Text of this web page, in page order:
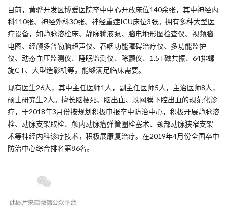
目前，黄骅开发区博爱医院卒中中心开放床位140余张，其中神经内
科110张、神经外科30张、神经重症ICU床位3张。拥有多种大型医
疗设备，如静脉溶栓床、静脉输液泵、脑电地形图检查仪、视频脑
电图、经颅多普勒脑超声仪、吞咽功能障碍治疗仪、多功能监护
仪、动态血压监测仪、睡眠监测仪、除颤仪、1.5T磁共振、64排螺
旋CT、大型造影机等，能够满足临床需要。
现有医生26人，其中主任医师1人，副主任医师5人，主治医师8人，
硕士研究生2人。擅长脑梗死、脑出血、蛛网膜下腔出血的规范化诊
疗，于2018年3月份按规划积极申报卒中防治中心，积极开展静脉溶
栓、动脉支架取栓、颅内动脉瘤弹簧圈栓塞术、颈部动脉狭窄支架
术等神经内科诊疗技术，积极展康复治疗。在2019年4月份全国卒中
防治中心综合排名第86名。